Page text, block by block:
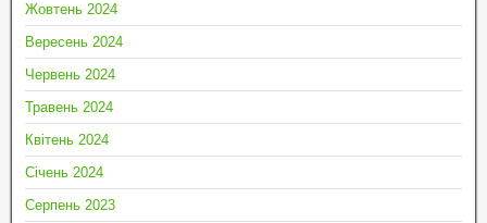
Жовтень 2024
Вересень 2024
Червень 2024
Травень 2024
Квітень 2024
Січень 2024
Серпень 2023